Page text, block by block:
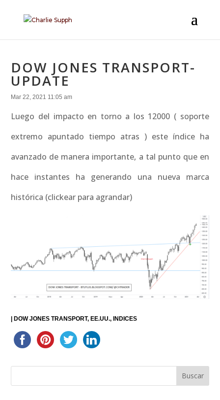
DOW JONES TRANSPORT-
UPDATE
Mar 22, 2021 11:05 am
Luego del impacto en torno a los 12000 ( soporte
extremo apuntado tiempo atras ) este índice ha
avanzado de manera importante, a tal punto que en
hace instantes ha generando una nueva marca
histórica (clickear para agrandar)
|DOW JONES TRANSPORT EE.UU. INDICES